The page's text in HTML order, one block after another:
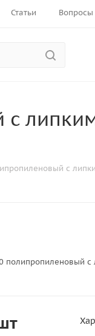
Статьи Вопросы
с
с
полипропиленовый